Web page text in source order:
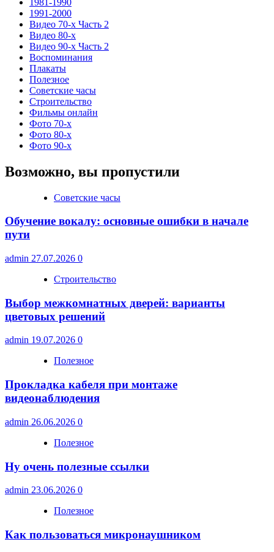
1991-2000
Видео 70-х Часть 2
Видео 80-х
Видео 90-х Часть 2
Воспоминания
Плакаты
Полезное
Советские часы
Строительство
Фильмы онлайн
Фото 70-х
Фото 80-х
Фото 90-х
Возможно, вы пропустили
Советские часы
Обучение вокалу: основные ошибки в начале
пути
admin 27.07.2026 0
Строительство
Выбор межкомнатных дверей: варианты
цветовых решений
admin 19.07.2026 0
Полезное
Прокладка кабеля при монтаже
видеонаблюдения
admin 26.06.2026 0
Полезное
Ну очень полезные ссылки
admin 23.06.2026 0
Полезное
Как пользоваться микронаушником